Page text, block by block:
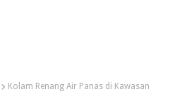
Kolam Renang Air Panas di Kawasan